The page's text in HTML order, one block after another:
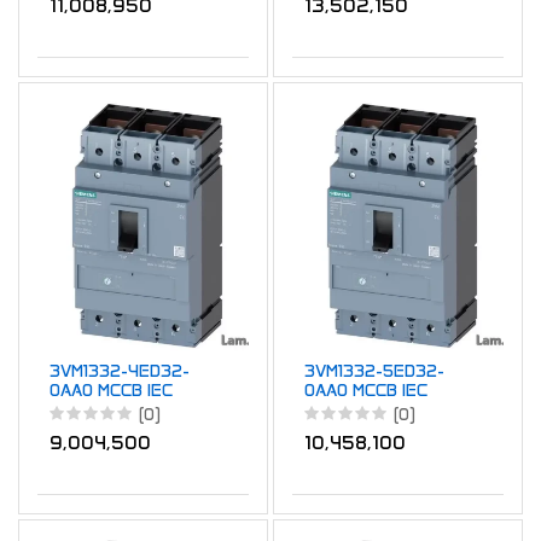
11,008,950 13,502,150
3VM1332-4ED32-
0AA0 MCCB IEC
FS400 320A 3P
36KA TM FTFM
(0)
9,004,500
3VM1332-5ED32-
0AA0 MCCB IEC
FS400 320A 3P
55KA TM FTFM
(0)
10,458,100